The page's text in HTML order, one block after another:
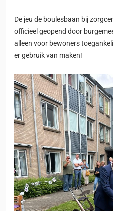
De jeu de boulesbaan bij
officieel geopend door
alleen voor bewoners
er gebruik van maken!